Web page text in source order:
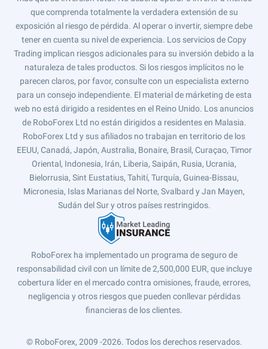
que comprenda totalmente la verdadera extensión de su
exposición al riesgo de pérdida. Al operar o invertir, siempre debe
tener en cuenta su nivel de experiencia. Los servicios de Copy
Trading implican riesgos adicionales para su inversión debido a la
naturaleza de tales productos. Si los riesgos implícitos no le
parecen claros, por favor, consulte con un especialista externo
para un consejo independiente. El material de márketing de esta
web no está dirigido a residentes en el Reino Unido. Los anuncios
de RoboForex Ltd no están dirigidos a residentes en Malasia.
RoboForex Ltd y sus afiliados no trabajan en territorio de los
EEUU, Canadá, Japón, Australia, Bonaire, Brasil, Curaçao, Timor
Oriental, Indonesia, Irán, Liberia, Saipán, Rusia, Ucrania,
Bielorrusia, Sint Eustatius, Tahití, Turquía, Guinea-Bissau,
Micronesia, Islas Marianas del Norte, Svalbard y Jan Mayen,
Sudán del Sur y otros países restringidos.
RoboForex ha implementado un programa de seguro de
responsabilidad civil con un límite de 2,500,000 EUR, que incluye
cobertura líder en el mercado contra omisiones, fraude, errores,
negligencia y otros riesgos que pueden conllevar pérdidas
financieras de los clientes.
© RoboForex, 2009 -2026. Todos los derechos reservados.